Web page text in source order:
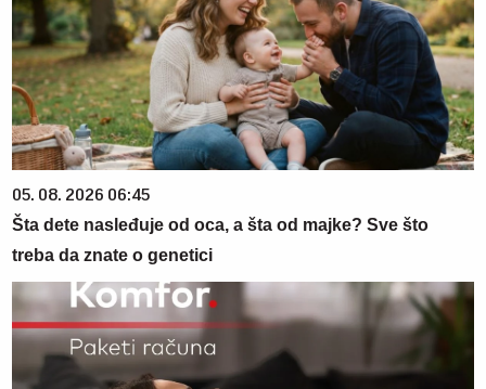
05. 08. 2026 06:45
Šta dete nasleđuje od oca, a šta od majke? Sve što
treba da znate o genetici